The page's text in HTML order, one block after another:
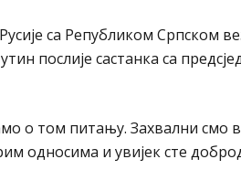
са Републиком Српском
послије састанка са
о том питању. Захвални смо
односима и увијек сте